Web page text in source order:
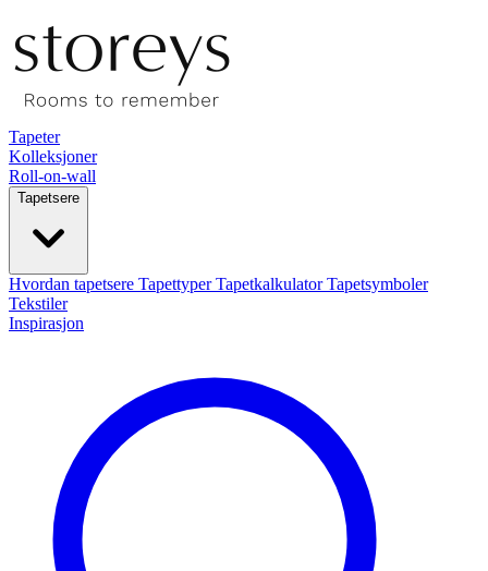
Tapeter
Kolleksjoner
Roll-on-wall
Tapetsere
Hvordan tapetsere TapettyperTapetkalkulatorTapetsymboler
Tekstiler
Inspirasjon